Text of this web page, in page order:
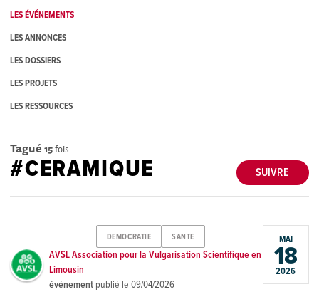
LES ÉVÉNEMENTS
LES ANNONCES
LES DOSSIERS
LES PROJETS
LES RESSOURCES
Tagué 15fois
SUIVRE
#CERAMIQUE
DEMOCRATIE SANTE
AVSL Association pour la Vulgarisation Scientifique en
Limousin
événement publié le09/04/2026
MAI
18
2026